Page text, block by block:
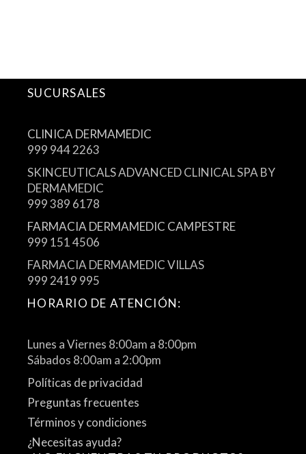
SUCURSALES
CLINICA DERMAMEDIC
999 944 2263
SKINCEUTICALS ADVANCED CLINICAL SPA BY
DERMAMEDIC
999 389 6178
FARMACIA DERMAMEDIC CAMPESTRE
999 151 4506
FARMACIA DERMAMEDIC VILLAS
999 2419 995
HORARIO DE ATENCIÓN:
Lunes a Viernes 8:00am a 8:00pm
Sábados 8:00am a 2:00pm
Políticas de privacidad
Preguntas frecuentes
Términos y condiciones
¿Necesitas ayuda?